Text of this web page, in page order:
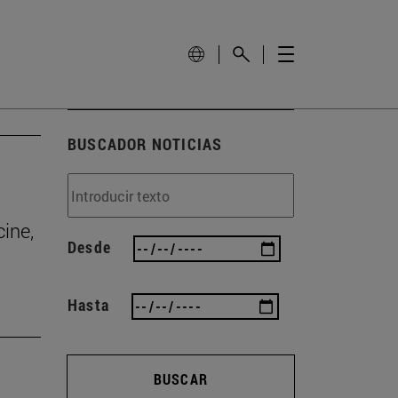
BUSCADOR NOTICIAS
Desde
Hasta
BUSCAR